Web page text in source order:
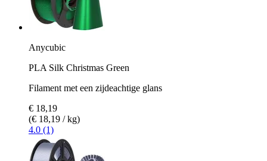
Anycubic
PLA Silk Christmas Green
Filament met een zijdeachtige glans
€ 18,19
(€ 18,19 / kg)
4.0 (1)